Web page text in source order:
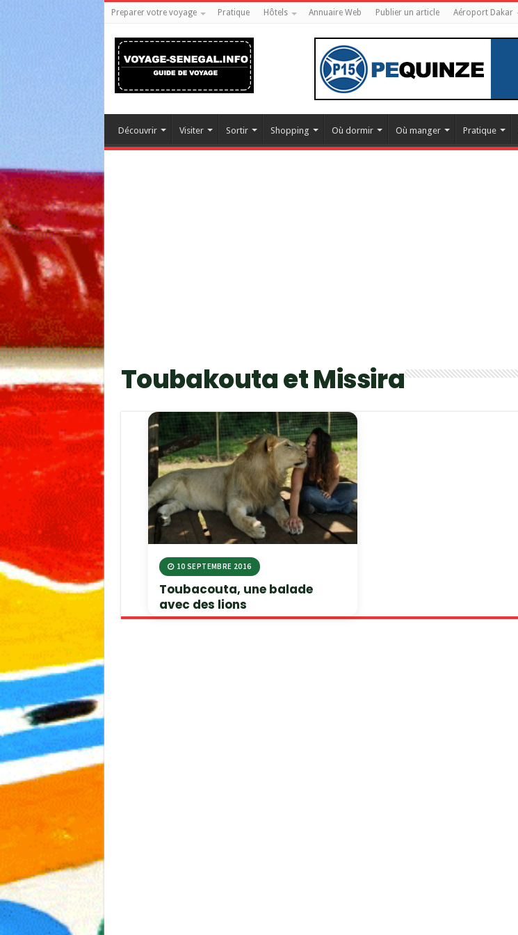
Preparer votre voyage Pratique Hôtels Annuaire Web Publier un article Aéroport Dakar
Découvrir Visiter Sortir Shopping Où dormir Où manger Pratique
Toubakouta et Missira
Toubacouta, une balade
avec des lions
10 SEPTEMBRE 2016